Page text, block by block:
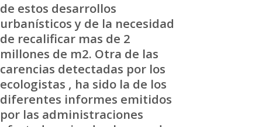
de estos desarrollos
urbanísticos y de la necesidad
de recalificar mas de 2
millones de m2. Otra de las
carencias detectadas por los
ecologistas , ha sido la de los
diferentes informes emitidos
por las administraciones